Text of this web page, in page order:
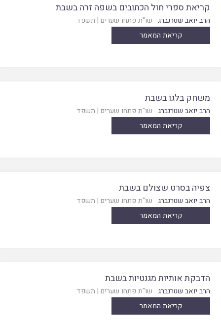
קריאת ספרי חול הכתובים בשפה זרה בשבת
הרב יואב שטרנברג שו"ת פתחו שערים | תשפד
קריאת המאמר
משחק בלגו בשבת
הרב יואב שטרנברג שו"ת פתחו שערים | תשפד
קריאת המאמר
צפיה בסרט שצולם בשבת
הרב יואב שטרנברג שו"ת פתחו שערים | תשפד
קריאת המאמר
הדבקת אותיות מגנטיות בשבת
הרב יואב שטרנברג שו"ת פתחו שערים | תשפד
קריאת המאמר